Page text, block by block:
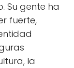
Su gente ha
fuerte,
la